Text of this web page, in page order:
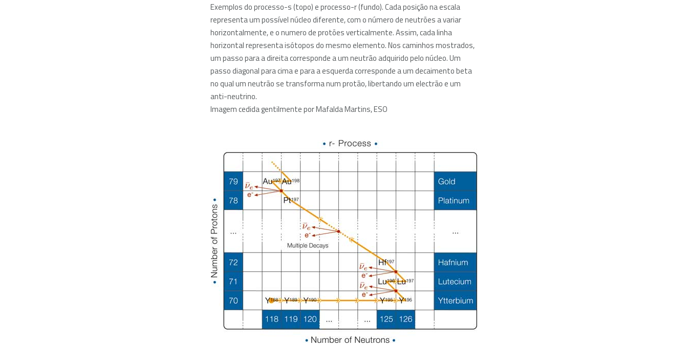
Exemplos do processo-s (topo) e processo-r (fundo). Cada posição na escala
representa um possível núcleo diferente, com o número de neutrões a variar
horizontalmente, e o numero de protões verticalmente. Assim, cada linha
horizontal representa isótopos do mesmo elemento. Nos caminhos mostrados,
um passo para a direita corresponde a um neutrão adquirido pelo núcleo. Um
passo diagonal para cima e para a esquerda corresponde a um decaimento beta
no qual um neutrão se transforma num protão, libertando um electrão e um
anti-neutrino.
Imagem cedida gentilmente por Mafalda Martins, ESO